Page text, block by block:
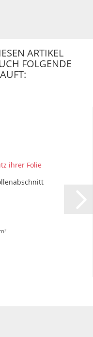
ARTIKEL
FOLGENDE